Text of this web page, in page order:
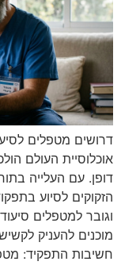
דרושים מטפלים
אוכלוסיית העולם
דופן. עם העלייה
הזקוקים לסיוע
וגובר למטפלים
מוכנים להעניק
חשיבות התפקיד: